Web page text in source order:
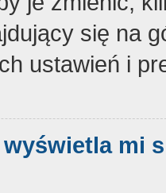
się na
ustawień i
wyświetla mi